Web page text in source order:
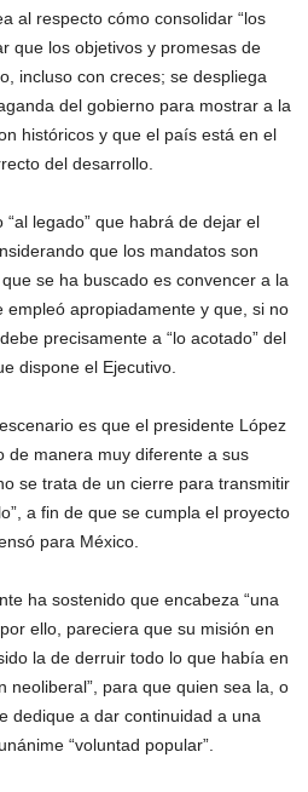
al respecto cómo consolidar “los
que los objetivos y promesas de
incluso con creces; se despliega
del gobierno para mostrar a la
históricos y que el país está en el
del desarrollo.
legado” que habrá de dejar el
que los mandatos son
se ha buscado es convencer a la
apropiadamente y que, si no
precisamente a “lo acotado” del
dispone el Ejecutivo.
es que el presidente López
de manera muy diferente a sus
se trata de un cierre para transmitir
a fin de que se cumpla el proyecto
para México.
ha sostenido que encabeza “una
ello, pareciera que su misión en
la de derruir todo lo que había en
neoliberal”, para que quien sea la, o
dedique a dar continuidad a una
“voluntad popular”.